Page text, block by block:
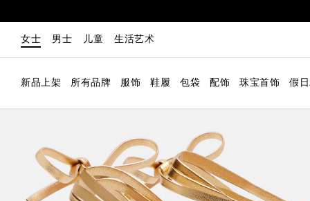
女士 男士 儿童 生活艺术
新品上架 所有品牌 服饰 鞋履 包袋 配饰 珠宝首饰 假